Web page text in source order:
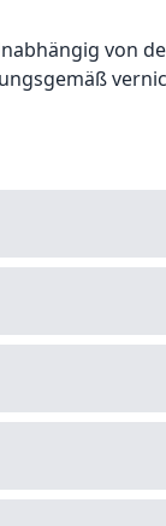
von